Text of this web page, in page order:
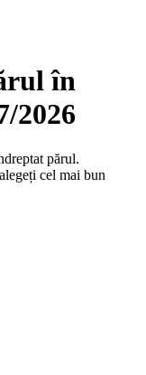
în
2026
părul.
cel mai bun